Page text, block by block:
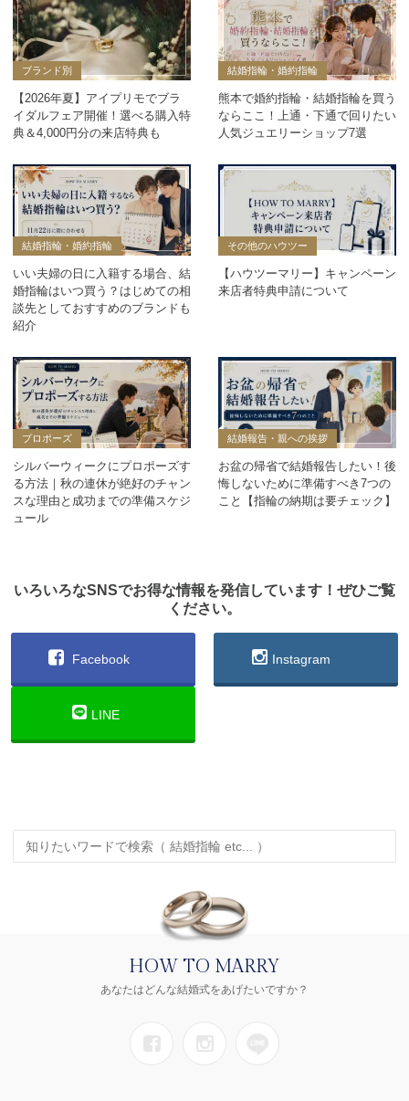
ブランド別
【2026年夏】アイプリモでブラ
イダルフェア開催！選べる購入特
典＆4,000円分の来店特典も
結婚指輪・婚約指輪
熊本で婚約指輪・結婚指輪を買う
ならここ！上通・下通で回りたい
人気ジュエリーショップ7選
結婚指輪・婚約指輪
いい夫婦の日に入籍する場合、結
婚指輪はいつ買う？はじめての相
談先としておすすめのブランドも
紹介
その他のハウツー
【ハウツーマリー】キャンペーン
来店者特典申請について
プロポーズ
シルバーウィークにプロポーズす
る方法｜秋の連休が絶好のチャン
スな理由と成功までの準備スケジ
ュール
結婚報告・親への挨拶
お盆の帰省で結婚報告したい！後
悔しないために準備すべき7つの
こと【指輪の納期は要チェック】
いろいろなSNSでお得な情報を発信しています！ぜひご覧
ください。
Facebook Instagram
LINE
HOW TO MARRY
あなたはどんな結婚式をあげたいですか？